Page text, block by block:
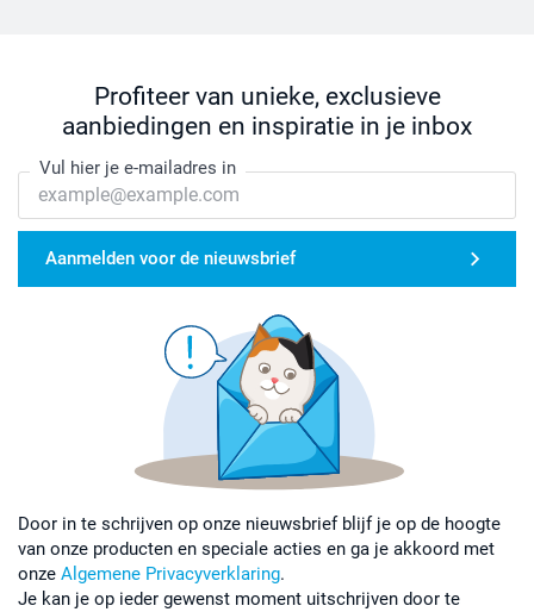
Profiteer van unieke, exclusieve
aanbiedingen en inspiratie in je inbox
Vul hier je e-mailadres in
Aanmelden voor de nieuwsbrief
Door in te schrijven op onze nieuwsbrief blijf je op de hoogte
van onze producten en speciale acties en ga je akkoord met
onze Algemene Privacyverklaring.
Je kan je op ieder gewenst moment uitschrijven door te